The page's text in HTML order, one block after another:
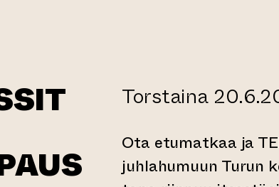
Torstaina
Ota etumatkaa ja
juhlahumuun Turun